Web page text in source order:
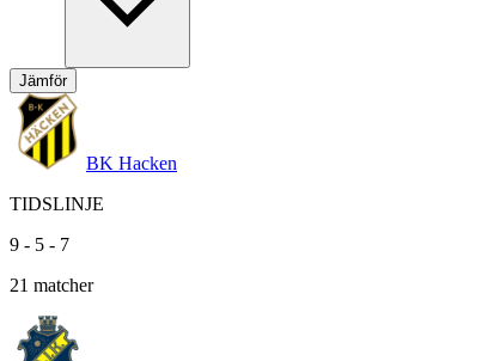
Jämför
BK Hacken
TIDSLINJE
9 - 5 - 7
21 matcher